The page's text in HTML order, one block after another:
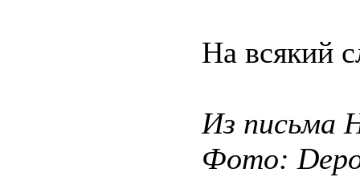
На всякий
Из письма
Фото: